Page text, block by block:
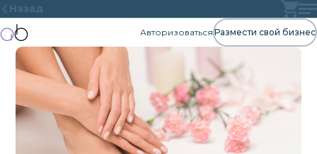
Назад
Авторизоваться Размести свой бизнес